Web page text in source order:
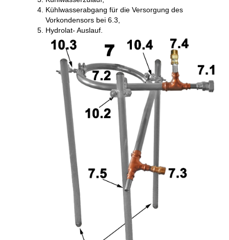
Kühlwasserabgang für die Versorgung des
Vorkondensors bei 6.3,
Hydrolat- Auslauf.